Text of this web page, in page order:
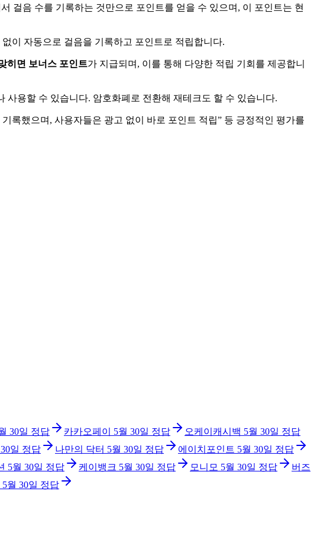
걸음 수를 기록하는 것만으로 포인트를 얻을 수 있으며, 이 포인트는 현
이 자동으로 걸음을 기록하고 포인트로 적립합니다.
히면 보너스 포인트가 지급되며, 이를 통해 다양한 적립 기회를 제공합니
사용할 수 있습니다. 암호화폐로 전환해 재테크도 할 수 있습니다.
록했으며, 사용자들은 광고 없이 바로 포인트 적립” 등 긍정적인 평가를
30일 정답 카카오페이 5월 30일 정답 오케이캐시백 5월 30일 정답
일 정답 나만의 닥터 5월 30일 정답 에이치포인트 5월 30일 정답
5월 30일 정답 케이뱅크 5월 30일 정답 모니모 5월 30일 정답
버즈
5월 30일 정답